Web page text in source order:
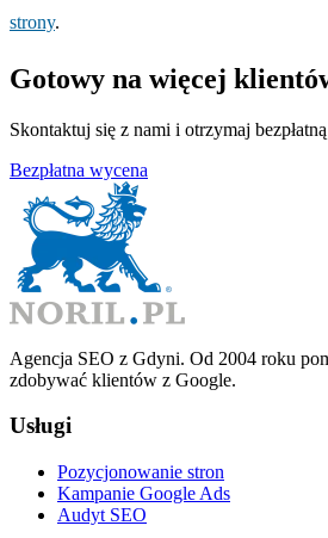
strony.
Gotowy na więcej
Skontaktuj się z nami i otrzymaj
Bezpłatna wycena
Agencja SEO z Gdyni. Od 2004 roku
zdobywać klientów z Google.
Usługi
Pozycjonowanie stron
Kampanie Google Ads
Audyt SEO